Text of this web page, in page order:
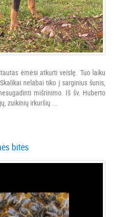
ėmėsi atkurti veislę. Tuo laiku
nelabai tiko į sarginius šunis,
mišrinimo. Iš šv. Huberto
zuikinių irkuršių ...
bitės